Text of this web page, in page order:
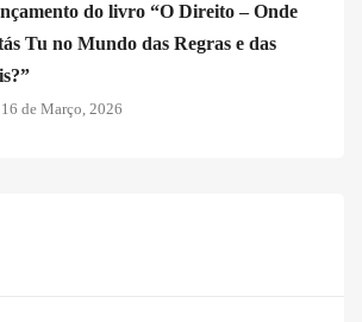
do livro “O Direito – Onde
Tu no Mundo das Regras e das
16 de Março, 2026